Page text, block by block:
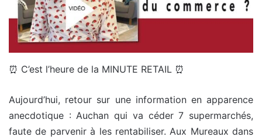
⏰ C’est l’heure de la MINUTE RETAIL ⏰
Aujourd’hui, retour sur une information en apparence
anecdotique : Auchan qui va céder 7 supermarchés,
faute de parvenir à les rentabiliser. Aux Mureaux dans